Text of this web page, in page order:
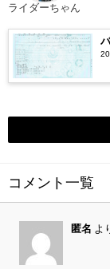
ライダーちゃん
コメント一覧
匿名 よ